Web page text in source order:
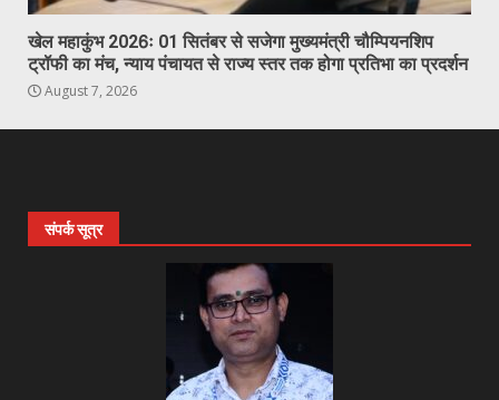
खेल महाकुंभ 2026ः 01 सितंबर से सजेगा मुख्यमंत्री चौम्पियनशिप
ट्रॉफी का मंच, न्याय पंचायत से राज्य स्तर तक होगा प्रतिभा का प्रदर्शन
August 7, 2026
संपर्क सूत्र